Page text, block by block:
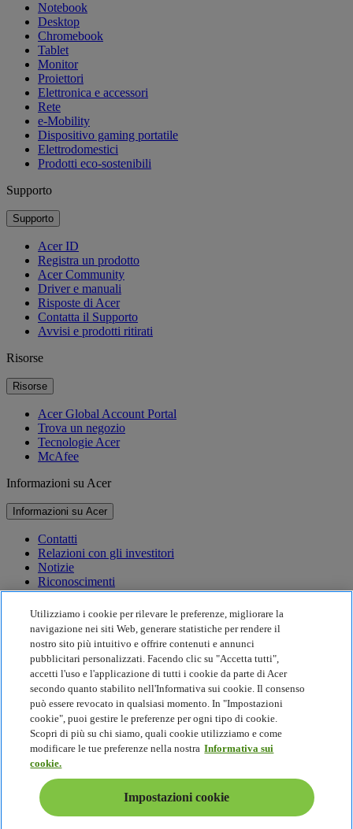
Notebook
Desktop
Chromebook
Tablet
Monitor
Proiettori
Elettronica e accessori
Rete
e-Mobility
Dispositivo gaming portatile
Elettrodomestici
Prodotti eco-sostenibili
Supporto
Supporto
Acer ID
Registra un prodotto
Acer Community
Driver e manuali
Risposte di Acer
Contatta il Supporto
Avvisi e prodotti ritirati
Risorse
Risorse
Acer Global Account Portal
Trova un negozio
Tecnologie Acer
McAfee
Informazioni su Acer
Informazioni su Acer
Contatti
Relazioni con gli investitori
Notizie
Riconoscimenti
Eventi
Sostenibilità
Sostenibilità
Responsabilità sociale d'impresa
Impronta di carbonio del prodotto
Project Humanity
Earthion
Politica sulla privacy
Politica sui Cookie
Nota legale
Ulteriori informazioni legali
Politica sull'accessibilità
Impostazioni cookie
Utilizziamo i cookie per rilevare le preferenze, migliorare la
navigazione nei siti Web, generare statistiche per rendere il
nostro sito più intuitivo e offrire contenuti e annunci
pubblicitari personalizzati. Facendo clic su "Accetta tutti",
accetti l'uso e l'applicazione di tutti i cookie da parte di Acer
secondo quanto stabilito nell'Informativa sui cookie. Il consenso
può essere revocato in qualsiasi momento. In "Impostazioni
cookie", puoi gestire le preferenze per ogni tipo di cookie.
Scopri di più su chi siamo, quali cookie utilizziamo e come
modificare le tue preferenze nella nostra Informativa sui
cookie.
Impostazioni cookie